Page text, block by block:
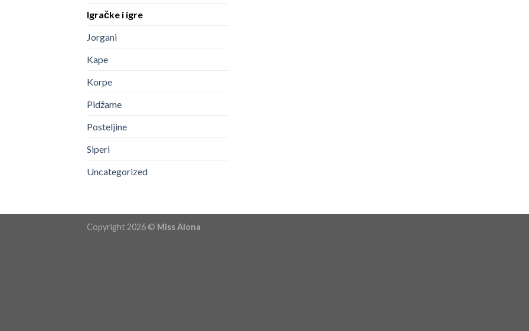
Igračke i igre
Jorgani
Kape
Korpe
Pidžame
Posteljine
Siperi
Uncategorized
Copyright 2026 © Miss Alona